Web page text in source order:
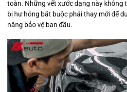
toàn. Những vết xước dạng này không
bị hư hỏng bắt buộc phải thay mới để
năng bảo vệ ban đầu.